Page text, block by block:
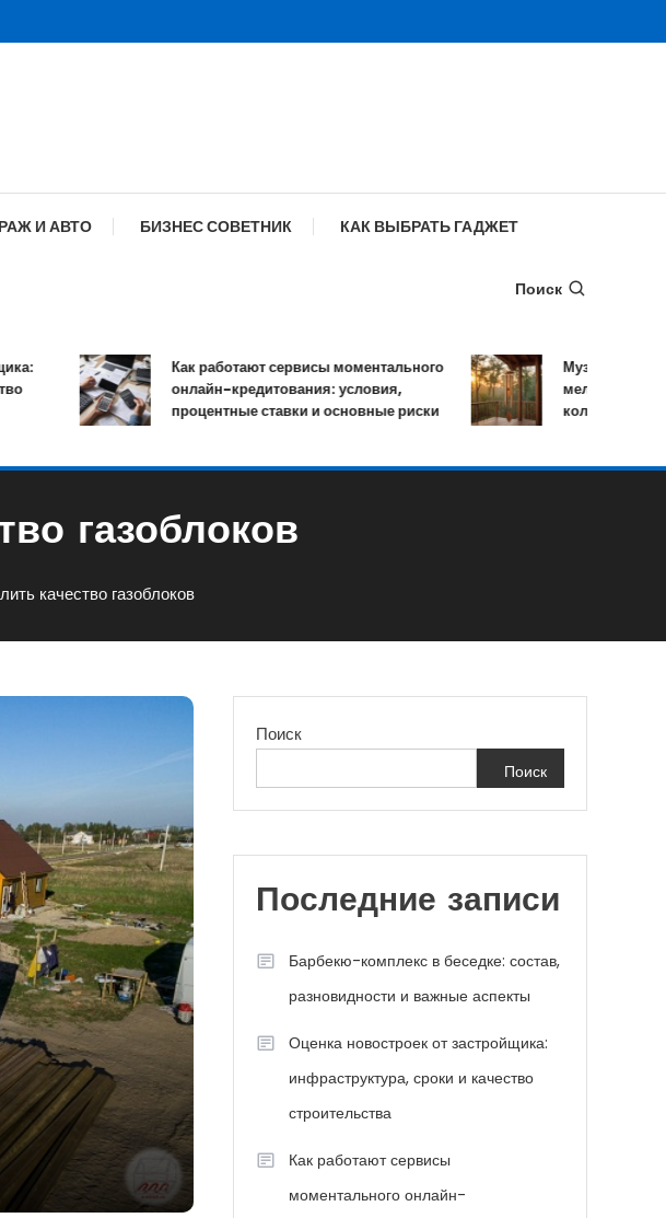
И АВТО БИЗНЕС СОВЕТНИК КАК ВЫБРАТЬ ГАДЖЕТ
Поиск
Как работают сервисы моментального
онлайн-кредитования: условия,
процентные ставки и основные риски
Музыка ветра:
мелодичных
колокольчиков
газоблоков
качество газоблоков
Поиск
Поиск
Последние записи
Барбекю-комплекс в беседке: состав,
разновидности и важные аспекты
Оценка новостроек от застройщика:
инфраструктура, сроки и качество
строительства
Как работают сервисы
моментального онлайн-